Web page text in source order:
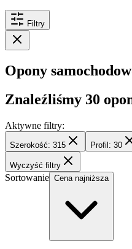
Filtry
Opony
Znaleźliśmy 30
Aktywne filtry:
Szerokość: 315 Profil: 30
Wyczyść filtry
Sortowanie Cena najniższa